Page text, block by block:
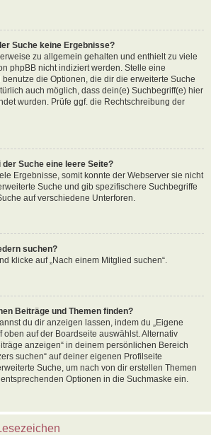
Suche keine Ergebnisse?
zu allgemein gehalten und enthielt zu viele
phpBB nicht indiziert werden. Stelle eine
die Optionen, die dir die erweiterte Suche
auch möglich, dass dein(e) Suchbegriff(e) hier
wurden. Prüfe ggf. die Rechtschreibung der
Suche eine leere Seite?
Ergebnisse, somit konnte der Webserver sie nicht
Suche und gib spezifischere Suchbegriffe
auf verschiedene Unterforen.
suchen?
klicke auf „Nach einem Mitglied suchen“.
Beiträge und Themen finden?
du dir anzeigen lassen, indem du „Eigene
oben auf der Boardseite auswählst. Alternativ
anzeigen“ in deinem persönlichen Bereich
suchen“ auf deiner eigenen Profilseite
Suche, um nach von dir erstellen Themen
Optionen in die Suchmaske ein.